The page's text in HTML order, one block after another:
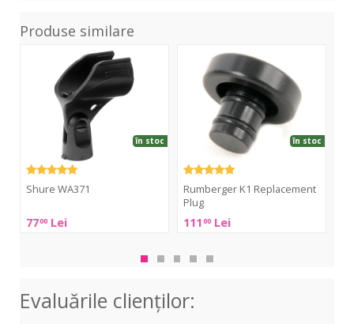
Produse similare
Shure WA371
7700 Lei
în stoc
Shure
Replacement
Rumberger K1 Replacement
Plug
11100 Lei
în stoc
Replacement
Evaluările clienţilor: